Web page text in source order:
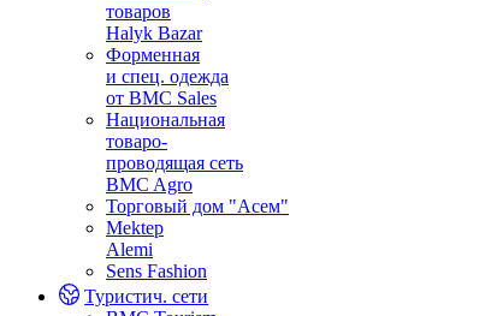
товаров
Halyk Bazar
Форменная
и спец. одежда
от BMC Sales
Национальная
товаро-
проводящая сеть
BMC Agro
Торговый дом "Асем"
Mektep
Alemi
Sens Fashion
Туристич. сети